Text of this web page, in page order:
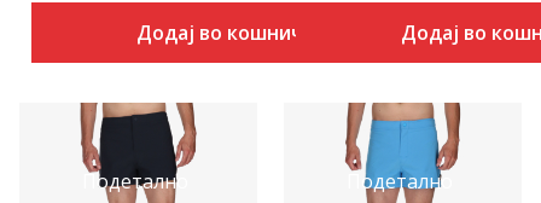
Додај во кошничка Додај во
Подетално
Подетално